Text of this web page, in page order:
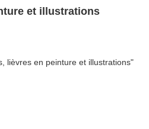
et illustrations